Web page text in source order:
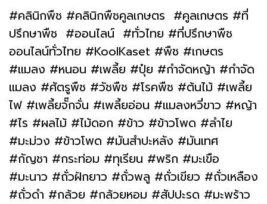
#คลินิกพืช #คลินิกพืชคูลเกษตร #คูลเกษตร #ที่
ปรึกษาพืช #ออนไลน์ #ทั่วไทย #ที่ปรึกษาพืช
ออนไลน์ทั่วไทย #KoolKaset #พืช #เกษตร
#แมลง #หนอน #เพลี้ย #ปุ๋ย #กำจัดหญ้า #กำจัด
แมลง #ศัตรูพืช #วัชพืช #โรคพืช #ต้นไม้ #เพลี้ย
ไฟ #เพลี้ยจั๊กจั่น #เพลี้ยอ่อน #แมลงหวี่ขาว #หญ้า
#ไร #ผลไม้ #ไม้ดอก #ข้าว #ข้าวโพด #ลำไย
#มะม่วง #ข้าวโพด #มันสำปะหลัง #มันเทศ
#กัญชา #กระท่อม #ทุเรียน #พริก #มะเขือ
#มะนาว #ถั่วฝักยาว #ถั่วพลู #ถั่วเขียว #ถั่วเหลือง
#ถั่วดำ #กล้วย #กล้วยหอม #สัปปะรด #มะพร้าว